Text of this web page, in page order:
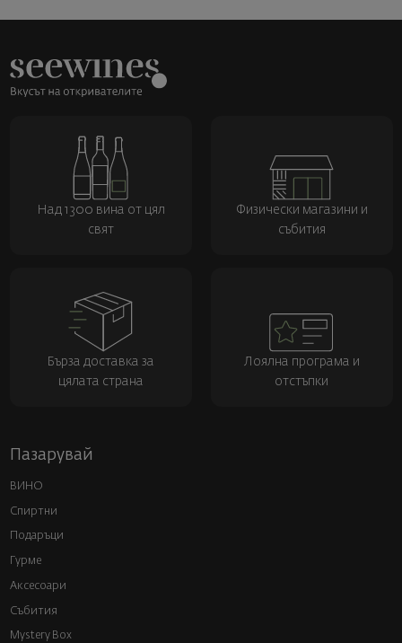
Над 1300 вина от цял
свят
Физически магазини и
събития
Бърза доставка за
цялата страна
Лоялна програма и
отстъпки
Пазарувай
ВИНО
Спиртни
Подаръци
Гурме
Аксесоари
Събития
Mystery Box